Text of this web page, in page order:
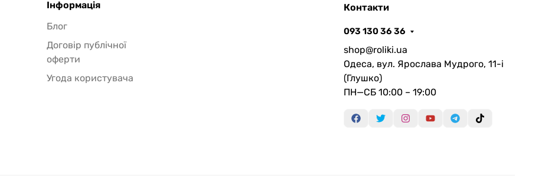
Інформація
Блог
Договір публічної
оферти
Угода користувача
Контакти
093 130 36 36
shop@roliki.ua
Одеса, вул. Ярослава Мудрого, 11-i
(Глушко)
ПН—СБ 10:00 – 19:00